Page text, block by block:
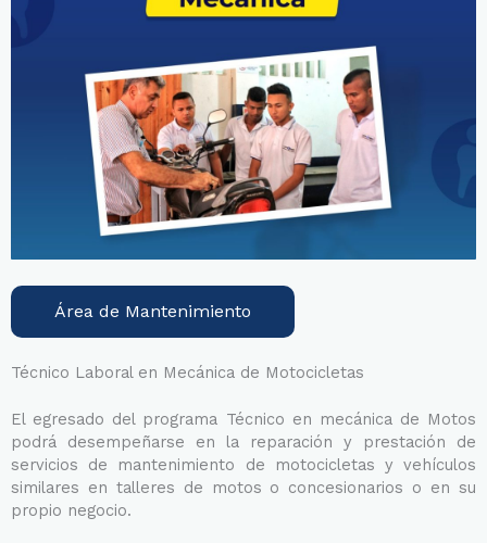
Área de Mantenimiento
Técnico Laboral en Mecánica de Motocicletas
El egresado del programa Técnico en mecánica de Motos
podrá desempeñarse en la reparación y prestación de
servicios de mantenimiento de motocicletas y vehículos
similares en talleres de motos o concesionarios o en su
propio negocio.